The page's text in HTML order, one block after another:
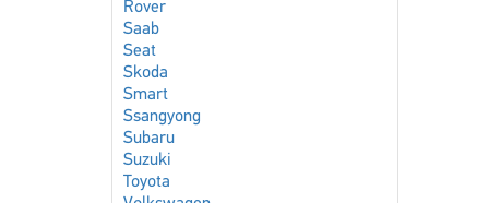
Rover
Saab
Seat
Skoda
Smart
Ssangyong
Subaru
Suzuki
Toyota